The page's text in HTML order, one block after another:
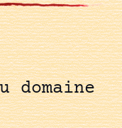
domaine